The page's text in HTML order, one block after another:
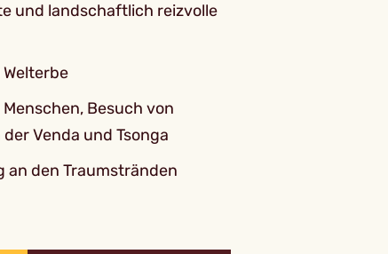
und landschaftlich reizvolle
Welterbe
Besuch von
Venda und Tsonga
an den Traumstränden